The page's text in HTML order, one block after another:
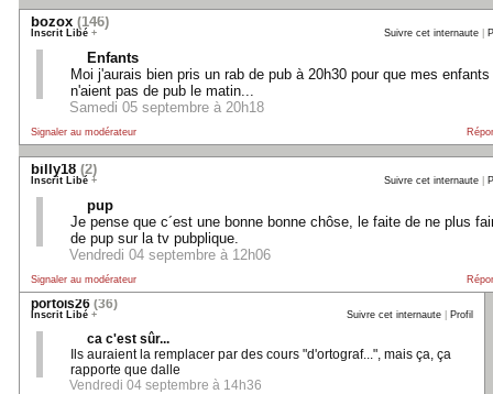
bozox (146)
Inscrit Libé + Suivre cet internaute
Enfants
Moi j'aurais bien pris un rab de pub à 20h30 pour que mes enfants
n'aient pas de pub le matin...
Samedi 05 septembre à 20h18
Signaler au modérateur
billy18 (2)
Inscrit Libé + Suivre cet internaute
pup
Je pense que c´est une bonne bonne chôse, le faite de ne plus
de pup sur la tv pubplique.
Vendredi 04 septembre à 12h06
Signaler au modérateur
portois26 (36)
Inscrit Libé + Suivre cet internaute Profil
ca c'est sûr...
Ils auraient la remplacer par des cours "d'ortograf...", mais ça, ça
rapporte que dalle
Vendredi 04 septembre à 14h36